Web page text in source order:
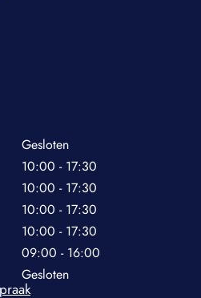
Gesloten
10:00 - 17:30
10:00 - 17:30
10:00 - 17:30
10:00 - 17:30
09:00 - 16:00
Gesloten